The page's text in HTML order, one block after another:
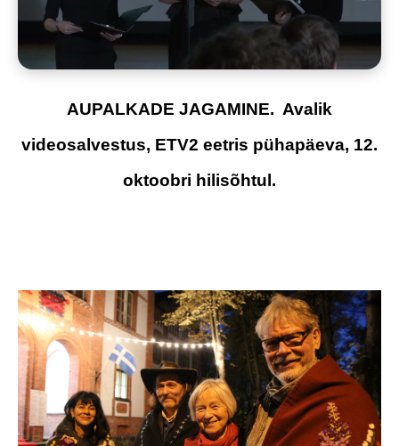
AUPALKADE JAGAMINE. Avalik
videosalvestus, ETV2 eetris pühapäeva, 12.
oktoobri hilisõhtul.